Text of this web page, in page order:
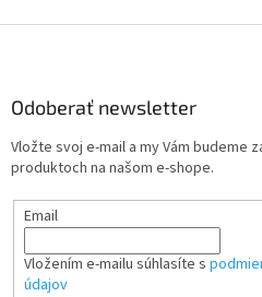
Odoberať newsletter
Vložte svoj e-mail a my Vám budeme
produktoch na našom e-shope.
Email
Vložením e-mailu súhlasíte s
údajov